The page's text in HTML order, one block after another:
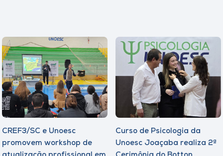
CREF3/SC e Unoesc
promovem workshop de
Curso de Psicologia da
Unoesc Joaçaba realiza 2ª